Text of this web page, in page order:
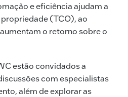
e eficiência ajudam a
(TCO), ao
o retorno sobre o
estão convidados a
com especialistas
além de explorar as